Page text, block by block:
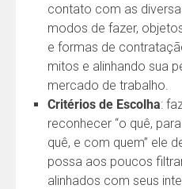
contato com as
modos de fazer,
e formas de
mitos e alinhando sua
mercado de trabalho.
Critérios de Escolha:
reconhecer “o quê,
quê, e com quem” ele
possa aos poucos
alinhados com seus